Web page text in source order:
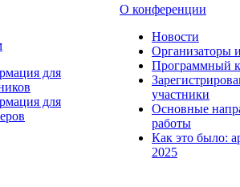
для
для
О конференции
Новости
Организаторы
Программный
участники
Основные
работы
Как это было:
2025